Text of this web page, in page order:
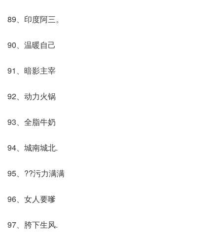
89、印度阿三。
90、温暖自己
91、暗影主宰
92、动力火锅
93、全脂牛奶
94、城南城北.
95、??污力满满
96、女人要嗲
97、胯下生风.